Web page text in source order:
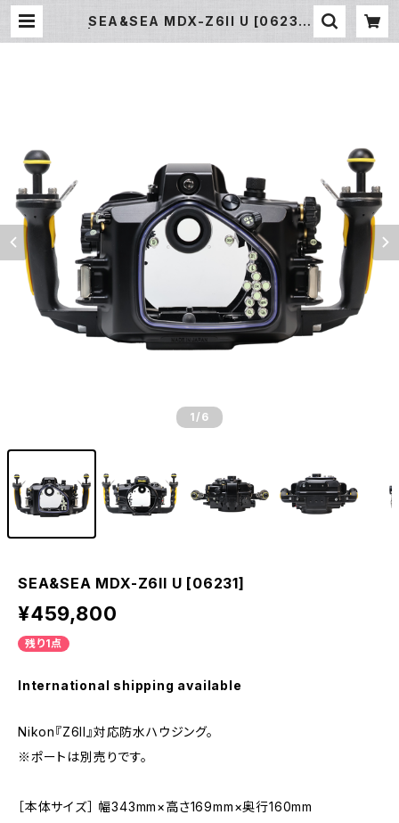
SEA&SEA MDX-Z6II U [06231]
1 /6
SEA&SEA MDX-Z6II U [06231]
¥459,800
残り1点
International shipping available
Nikon『Z6II』対応防水ハウジング。
※ポートは別売りです。
［本体サイズ］ 幅343mm×高さ169mm×奥行160mm